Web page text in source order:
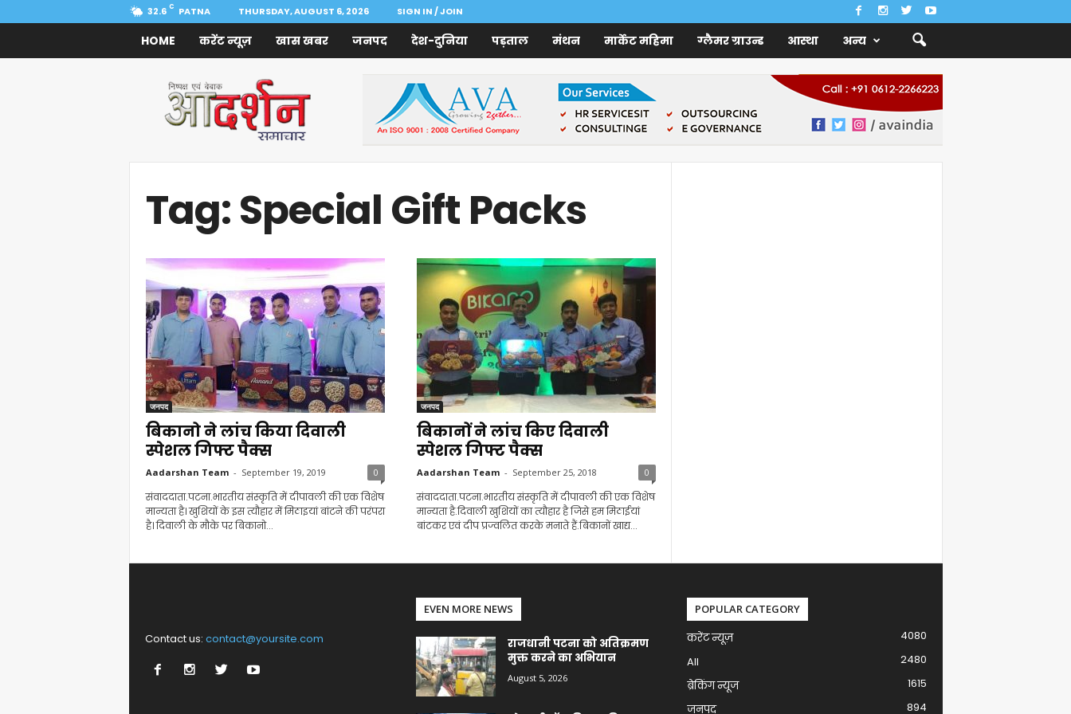
32.6 C PATNA THURSDAY, AUGUST 6, 2026 SIGN IN / JOIN
HOME करेंट न्यूज़ खास खबर जनपद देश-दुनिया पड़ताल मंथन मार्केट महिमा ग्लैमर ग्राउन्ड आस्था अन्य
Samachar
Tag: Special Gift Packs
जनपद
बिकानो ने लांच किया दिवाली
स्पेशल गिफ्ट पैक्स
Aadarshan Team - September 19, 2019 0
संवाददाता.पटना.भारतीय संस्कृति में दीपावली की एक विशेष
मान्यता है। खुशियों के इस त्यौहार में मिठाइयां बांटने की परंपरा
है। दिवाली के मौके पर बिकानो...
जनपद
बिकानों ने लांच किए दिवाली
स्पेशल गिफ्ट पैक्स
Aadarshan Team - September 25, 2018 0
संवाददाता.पटना.भारतीय संस्कृति में दीपावली की एक विशेष
मान्यता है.दिवाली खुशियों का त्यौहार है जिसे हम मिठाईयां
बांटकर एवं दीप प्रज्वलित करके मनाते हैं.बिकानों खाद्य...
Contact us: contact@yoursite.com
EVEN MORE NEWS
राजधानी पटना को अतिक्रमण
मुक्त करने का अभियान
August 5, 2026
POPULAR CATEGORY
करेंट न्यूज़
4080
All
2480
ब्रेकिंग न्यूज
1615
जनपद
894